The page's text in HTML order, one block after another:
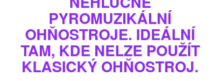
Zobrazit větší
OHŇOSTROJNÝ KOMPAKT WILD 25sh
Model NV3025-2
PYROMUZIKÁLNÍ
OHŇOSTROJE. IDEÁLNÍ
TAM, KDE NELZE POUŽÍT
KLASICKÝ OHŇOSTROJ.